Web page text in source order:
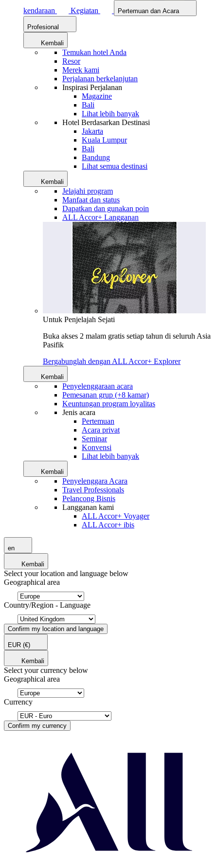
kendaraan
Kegiatan Pertemuan dan Acara
Profesional
Kembali
Temukan hotel Anda
Resor
Merek kami
Perjalanan berkelanjutan
Inspirasi Perjalanan
Magazine
Bali
Lihat lebih banyak
Hotel Berdasarkan Destinasi
Jakarta
Kuala Lumpur
Bali
Bandung
Lihat semua destinasi
Kembali
Jelajahi program
Manfaat dan status
Dapatkan dan gunakan poin
ALL Accor+ Langganan
Untuk Penjelajah Sejati
Buka akses 2 malam gratis setiap tahun di seluruh Asia
Pasifik
Bergabunglah dengan ALL Accor+ Explorer
Kembali
Penyelenggaraan acara
Pemesanan grup (+8 kamar)
Keuntungan program loyalitas
Jenis acara
Pertemuan
Acara privat
Seminar
Konvensi
Lihat lebih banyak
Kembali
Penyelenggara Acara
Travel Professionals
Pelancong Bisnis
Langganan kami
ALL Accor+ Voyager
ALL Accor+ ibis
en
Kembali
Select your location and language below
Geographical area
Country/Region - Language
Confirm my location and language
EUR (€)
Kembali
Select your currency below
Geographical area
Currency
Confirm my currency